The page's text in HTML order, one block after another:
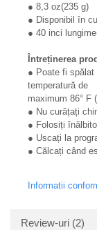
● 8,3 oz(235 g)
● Disponibil în
● 40 inci
Întreținerea
● Poate fi spălat
temperatură de
maximum 86° F
● Nu curățați
● Folosiți
● Uscați la
● Călcați când
Informatii
Review-uri (2)